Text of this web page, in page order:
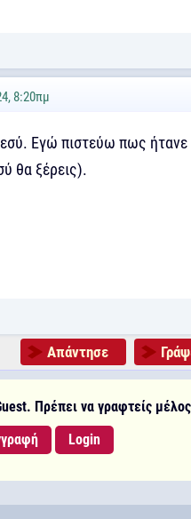
8:20πμ
Εγώ πιστεύω πως
θα ξέρεις).
Απάντησε
Πρέπει να γραφτείς
Login